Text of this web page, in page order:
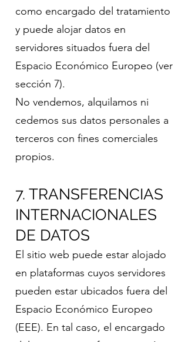
como encargado del tratamiento
y puede alojar datos en
servidores situados fuera del
Espacio Económico Europeo (ver
sección 7).
No vendemos, alquilamos ni
cedemos sus datos personales a
terceros con fines comerciales
propios.
7. TRANSFERENCIAS
INTERNACIONALES
DE DATOS
El sitio web puede estar alojado
en plataformas cuyos servidores
pueden estar ubicados fuera del
Espacio Económico Europeo
(EEE). En tal caso, el encargado